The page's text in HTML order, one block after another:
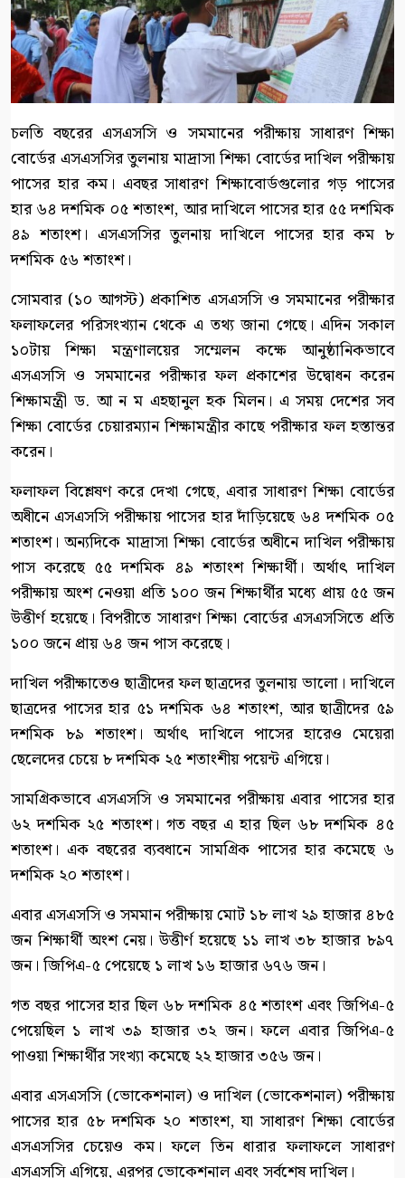
চলতি বছরের এসএসসি ও সমমানের পরীক্ষায় সাধারণ শিক্ষা
বোর্ডের এসএসসির তুলনায় মাদ্রাসা শিক্ষা বোর্ডের দাখিল পরীক্ষায়
পাসের হার কম। এবছর সাধারণ শিক্ষাবোর্ডগুলোর গড় পাসের
হার ৬৪ দশমিক ০৫ শতাংশ, আর দাখিলে পাসের হার ৫৫ দশমিক
৪৯ শতাংশ। এসএসসির তুলনায় দাখিলে পাসের হার কম ৮
দশমিক ৫৬ শতাংশ।
সোমবার (১০ আগস্ট) প্রকাশিত এসএসসি ও সমমানের পরীক্ষার
ফলাফলের পরিসংখ্যান থেকে এ তথ্য জানা গেছে। এদিন সকাল
১০টায় শিক্ষা মন্ত্রণালয়ের সম্মেলন কক্ষে আনুষ্ঠানিকভাবে
এসএসসি ও সমমানের পরীক্ষার ফল প্রকাশের উদ্বোধন করেন
শিক্ষামন্ত্রী ড. আ ন ম এহছানুল হক মিলন। এ সময় দেশের সব
শিক্ষা বোর্ডের চেয়ারম্যান শিক্ষামন্ত্রীর কাছে পরীক্ষার ফল হস্তান্তর
করেন।
ফলাফল বিশ্লেষণ করে দেখা গেছে, এবার সাধারণ শিক্ষা বোর্ডের
অধীনে এসএসসি পরীক্ষায় পাসের হার দাঁড়িয়েছে ৬৪ দশমিক ০৫
শতাংশ। অন্যদিকে মাদ্রাসা শিক্ষা বোর্ডের অধীনে দাখিল পরীক্ষায়
পাস করেছে ৫৫ দশমিক ৪৯ শতাংশ শিক্ষার্থী। অর্থাৎ দাখিল
পরীক্ষায় অংশ নেওয়া প্রতি ১০০ জন শিক্ষার্থীর মধ্যে প্রায় ৫৫ জন
উত্তীর্ণ হয়েছে। বিপরীতে সাধারণ শিক্ষা বোর্ডের এসএসসিতে প্রতি
১০০ জনে প্রায় ৬৪ জন পাস করেছে।
দাখিল পরীক্ষাতেও ছাত্রীদের ফল ছাত্রদের তুলনায় ভালো। দাখিলে
ছাত্রদের পাসের হার ৫১ দশমিক ৬৪ শতাংশ, আর ছাত্রীদের ৫৯
দশমিক ৮৯ শতাংশ। অর্থাৎ দাখিলে পাসের হারেও মেয়েরা
ছেলেদের চেয়ে ৮ দশমিক ২৫ শতাংশীয় পয়েন্ট এগিয়ে।
সামগ্রিকভাবে এসএসসি ও সমমানের পরীক্ষায় এবার পাসের হার
৬২ দশমিক ২৫ শতাংশ। গত বছর এ হার ছিল ৬৮ দশমিক ৪৫
শতাংশ। এক বছরের ব্যবধানে সামগ্রিক পাসের হার কমেছে ৬
দশমিক ২০ শতাংশ।
এবার এসএসসি ও সমমান পরীক্ষায় মোট ১৮ লাখ ২৯ হাজার ৪৮৫
জন শিক্ষার্থী অংশ নেয়। উত্তীর্ণ হয়েছে ১১ লাখ ৩৮ হাজার ৮৯৭
জন। জিপিএ-৫ পেয়েছে ১ লাখ ১৬ হাজার ৬৭৬ জন।
গত বছর পাসের হার ছিল ৬৮ দশমিক ৪৫ শতাংশ এবং জিপিএ-৫
পেয়েছিল ১ লাখ ৩৯ হাজার ৩২ জন। ফলে এবার জিপিএ-৫
পাওয়া শিক্ষার্থীর সংখ্যা কমেছে ২২ হাজার ৩৫৬ জন।
এবার এসএসসি (ভোকেশনাল) ও দাখিল (ভোকেশনাল) পরীক্ষায়
পাসের হার ৫৮ দশমিক ২০ শতাংশ, যা সাধারণ শিক্ষা বোর্ডের
এসএসসির চেয়েও কম। ফলে তিন ধারার ফলাফলে সাধারণ
এসএসসি এগিয়ে, এরপর ভোকেশনাল এবং সর্বশেষ দাখিল।